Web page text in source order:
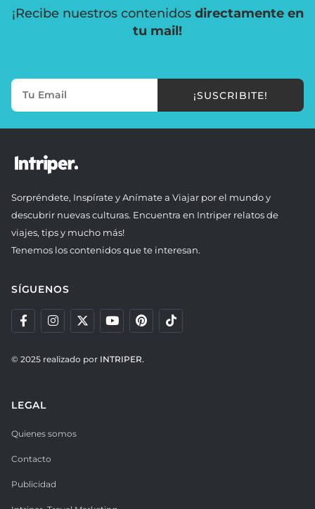
¡Recibe nuestros contenidos directamente en
tu mail!
¡SUSCRIBITE!
Sorpréndete, Inspírate y Anímate a Viajar por el mundo y
descubrir nuevas culturas. Encuentra en Intriper relatos de
viajes, tips y mucho más!
Tenemos los contenidos que te interesan.
SÍGUENOS
© 2025 realizado por INTRIPER.
LEGAL
Quienes somos
Contacto
Publicidad